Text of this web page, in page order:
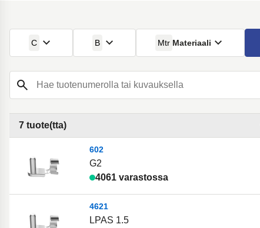
C B Mtr Materiaali
Hae tuotenumerolla tai kuvauksella
7 tuote(tta)
602
G2
4061 varastossa
4621
LPAS 1.5